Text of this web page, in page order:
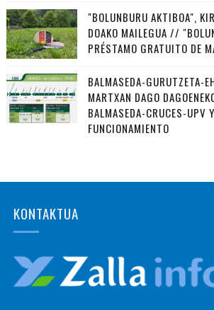
"BOLUNBURU AKTIBOA",
DOAKO MAILEGUA //
PRÉSTAMO GRATUITO DE
BALMASEDA-GURUTZETA-
MARTXAN DAGO
BALMASEDA-CRUCES-UPV
FUNCIONAMIENTO
KONTAKTUA